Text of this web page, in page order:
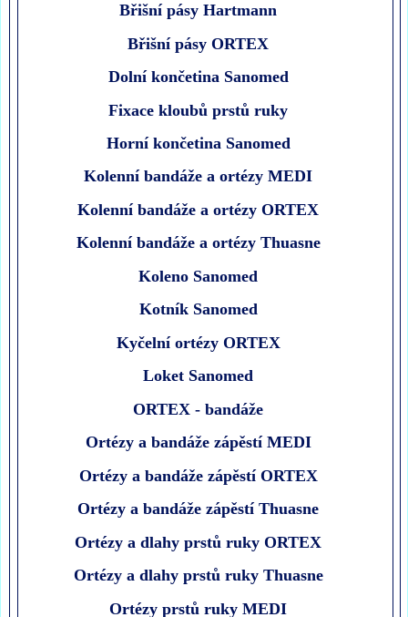
Břišní pásy Hartmann
Břišní pásy ORTEX
Dolní končetina Sanomed
Fixace kloubů prstů ruky
Horní končetina Sanomed
Kolenní bandáže a ortézy MEDI
Kolenní bandáže a ortézy ORTEX
Kolenní bandáže a ortézy Thuasne
Koleno Sanomed
Kotník Sanomed
Kyčelní ortézy ORTEX
Loket Sanomed
ORTEX - bandáže
Ortézy a bandáže zápěstí MEDI
Ortézy a bandáže zápěstí ORTEX
Ortézy a bandáže zápěstí Thuasne
Ortézy a dlahy prstů ruky ORTEX
Ortézy a dlahy prstů ruky Thuasne
Ortézy prstů ruky MEDI